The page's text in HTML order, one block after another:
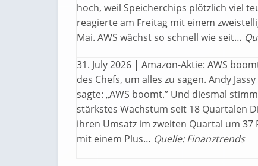
hoch, weil Speicherchips plötzlich viel
reagierte am Freitag mit einem
Mai. AWS wächst so schnell wie seit…
31. July 2026 | Amazon-Aktie: AWS
des Chefs, um alles zu sagen. Andy
sagte: „AWS boomt.” Und diesmal
stärkstes Wachstum seit 18 Quartalen
ihren Umsatz im zweiten Quartal um
mit einem Plus… Quelle: Finanztrends